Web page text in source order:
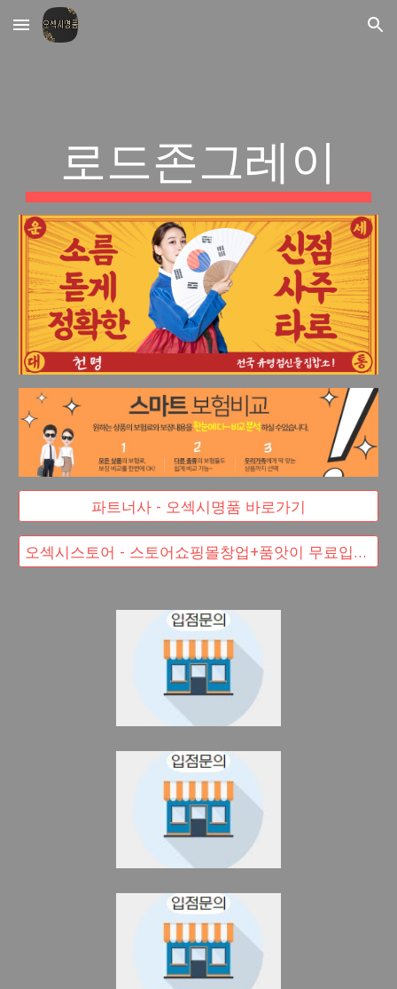
Skip to main content Skip to navigation
로드존그레이
파트너사 - 오섹시명품 바로가기
오섹시스토어 - 스토어쇼핑몰창업+품앗이 무료입점 대박